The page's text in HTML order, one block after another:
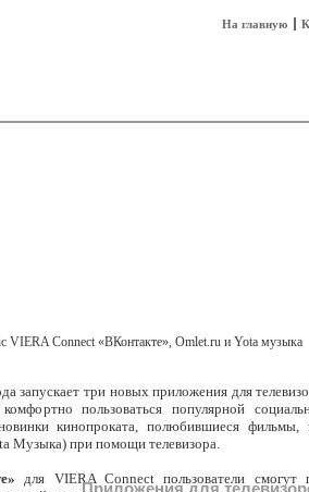
На главную
Приложения для
запускает три новых приложения для
пользоваться популярной
кинопроката, полюбившиеся
Музыка) при помощи телевизора.
для VIERA Connect пользователи смогут